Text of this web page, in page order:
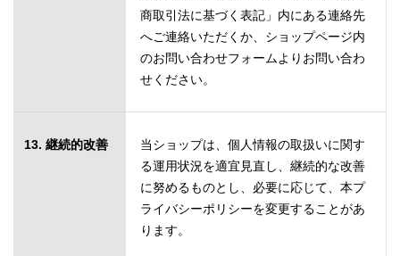
商取引法に基づく表記」内にある連絡先
へご連絡いただくか、ショップページ内
のお問い合わせフォームよりお問い合わ
せください。
13. 継続的改善
当ショップは、個人情報の取扱いに関す
る運用状況を適宜見直し、継続的な改善
に努めるものとし、必要に応じて、本プ
ライバシーポリシーを変更することがあ
ります。